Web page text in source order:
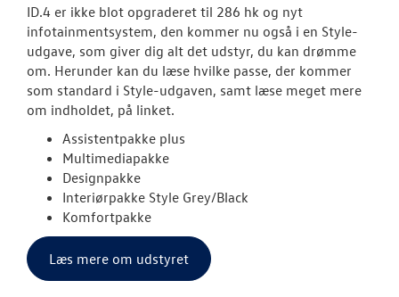
ID.4 er ikke blot opgraderet til 286 hk og nyt
infotainmentsystem, den kommer nu også i en Style-
udgave, som giver dig alt det udstyr, du kan drømme
om. Herunder kan du læse hvilke passe, der kommer
som standard i Style-udgaven, samt læse meget mere
om indholdet, på linket.
Assistentpakke plus
Multimediapakke
Designpakke
Interiørpakke Style Grey/Black
Komfortpakke
Læs mere om udstyret